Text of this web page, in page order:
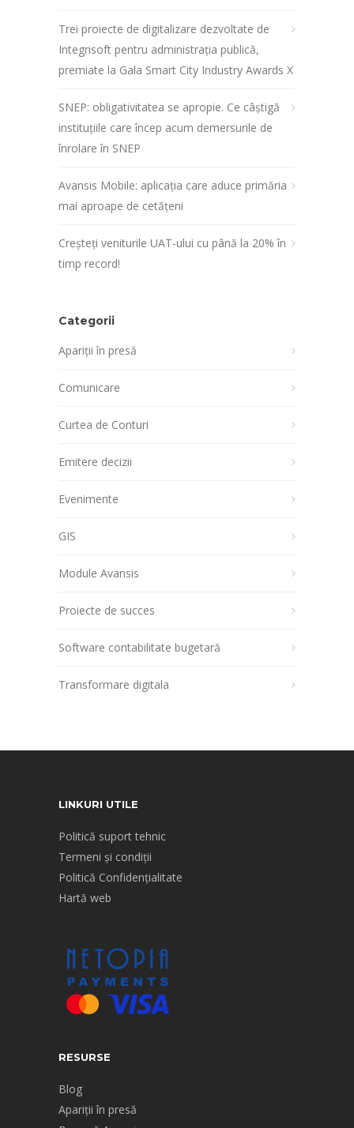
Trei proiecte de digitalizare dezvoltate de
Integrisoft pentru administrația publică,
premiate la Gala Smart City Industry Awards X
SNEP: obligativitatea se apropie. Ce câștigă
instituțiile care încep acum demersurile de
înrolare în SNEP
Avansis Mobile: aplicația care aduce primăria
mai aproape de cetățeni
Creșteți veniturile UAT-ului cu până la 20% în
timp record!
Categorii
Apariții în presă
Comunicare
Curtea de Conturi
Emitere decizii
Evenimente
GIS
Module Avansis
Proiecte de succes
Software contabilitate bugetară
Transformare digitala
LINKURI UTILE
Politică suport tehnic
Termeni și condiții
Politică Confidențialitate
Hartă web
RESURSE
Blog
Apariții în presă